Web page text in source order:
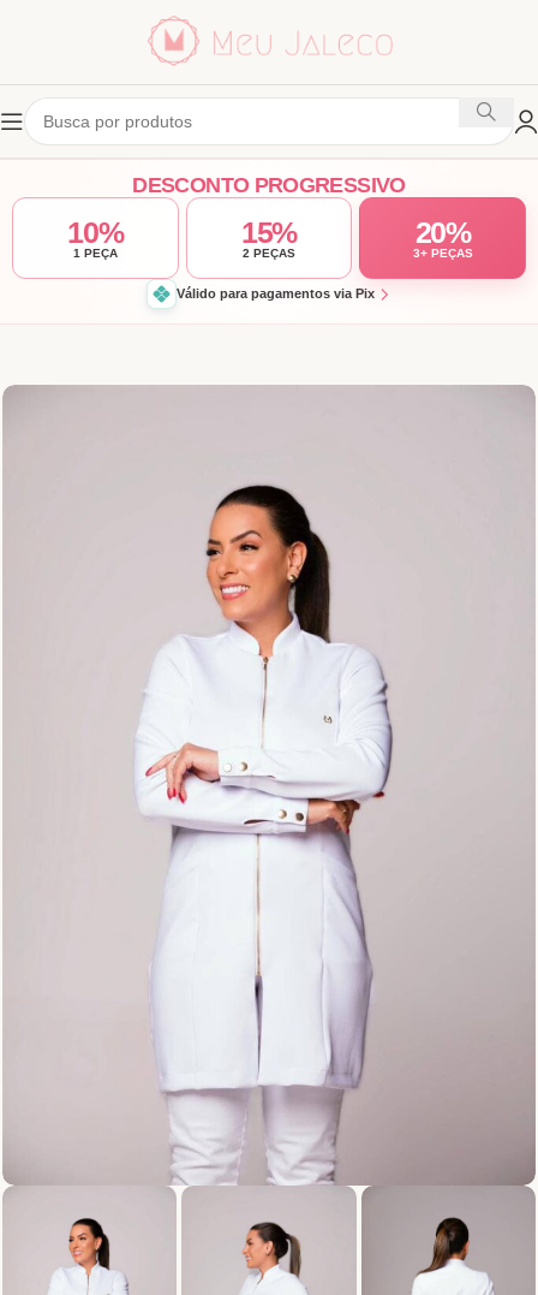
DESCONTO PROGRESSIVO
10%
1 PEÇA
15%
2 PEÇAS
20%
3+ PEÇAS
Válido para pagamentos via Pix